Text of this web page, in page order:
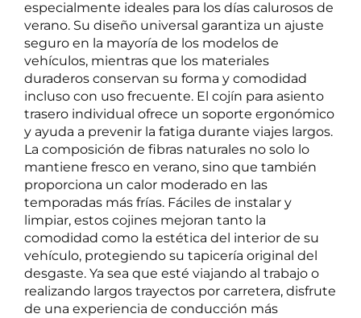
especialmente ideales para los días calurosos de
verano. Su diseño universal garantiza un ajuste
seguro en la mayoría de los modelos de
vehículos, mientras que los materiales
duraderos conservan su forma y comodidad
incluso con uso frecuente. El cojín para asiento
trasero individual ofrece un soporte ergonómico
y ayuda a prevenir la fatiga durante viajes largos.
La composición de fibras naturales no solo lo
mantiene fresco en verano, sino que también
proporciona un calor moderado en las
temporadas más frías. Fáciles de instalar y
limpiar, estos cojines mejoran tanto la
comodidad como la estética del interior de su
vehículo, protegiendo su tapicería original del
desgaste. Ya sea que esté viajando al trabajo o
realizando largos trayectos por carretera, disfrute
de una experiencia de conducción más